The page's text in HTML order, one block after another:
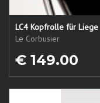
LC4 Kopfrolle für Liege
Le Corbusier
€ 149.00